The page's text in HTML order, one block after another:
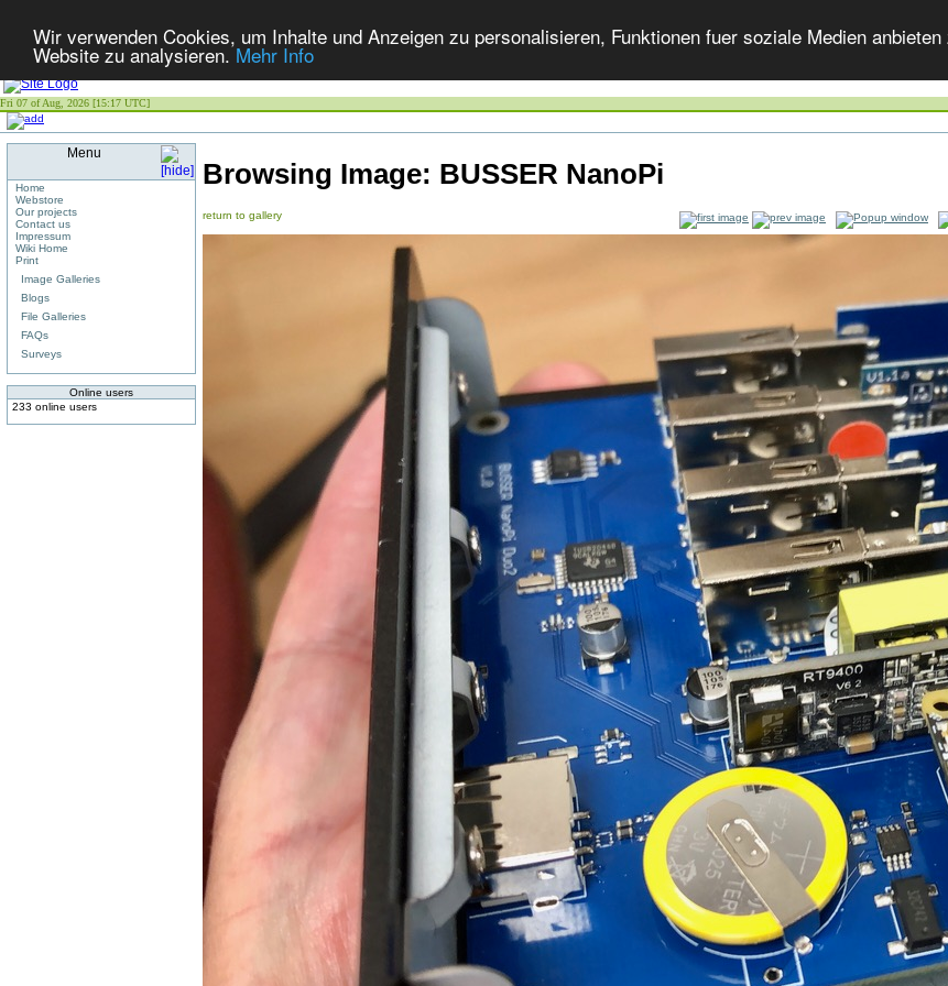
Wir verwenden Cookies, um Inhalte und Anzeigen zu personalisieren, Funktionen fuer soziale Medien
Website zu analysieren.Mehr Info
Fri 07 of Aug, 2026 [15:17 UTC]
Menu
Home
Webstore
Our projects
Contact us
Impressum
Wiki Home
Print
Image Galleries
Blogs
File Galleries
FAQs
Surveys
Online users
233 online users
Browsing Image: BUSSER NanoPi
return to gallery